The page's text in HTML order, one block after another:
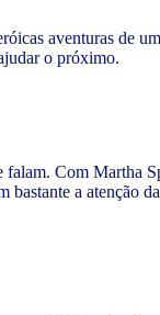
aventuras de
o próximo.
Com Martha
a atenção